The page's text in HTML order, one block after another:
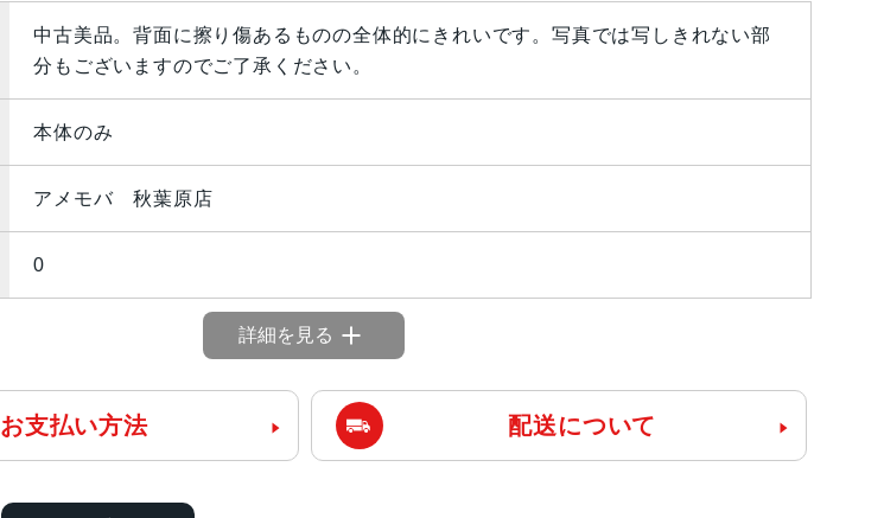
中古美品。背面に擦り傷あるものの全体的にきれいです。写真では写しきれない部
分もございますのでご了承ください。
本体のみ
アメモバ 秋葉原店
0
詳細を見る
お支払い方法 配送について